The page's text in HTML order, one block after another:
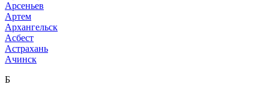
Арсеньев
Артем
Архангельск
Асбест
Астрахань
Ачинск
Б